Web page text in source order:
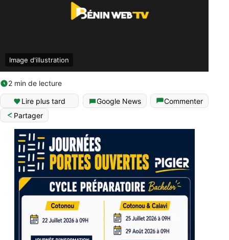
Image d'illustration
2 min de lecture
Lire plus tard Google News
Commenter
Partager